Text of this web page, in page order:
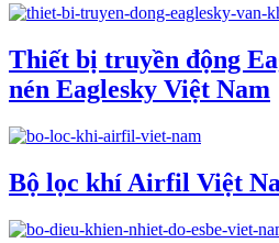
Thiết bị truyền động
nén Eaglesky Việt Nam
Bộ lọc khí Airfil Việt